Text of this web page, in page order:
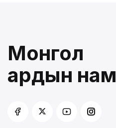
Монгол
ардын нам